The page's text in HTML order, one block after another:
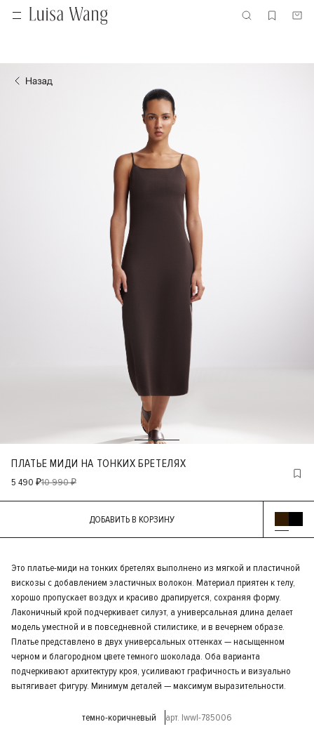
ПЛАТЬЕ МИДИ НА ТОНКИХ БРЕТЕЛЯХ
5 490 ₽10 990 ₽
ДОБАВИТЬ В КОРЗИНУ
Это платье-миди на тонких бретелях выполнено из мягкой и пластичной
вискозы с добавлением эластичных волокон. Материал приятен к телу,
хорошо пропускает воздух и красиво драпируется, сохраняя форму.
Лаконичный крой подчеркивает силуэт, а универсальная длина делает
модель уместной и в повседневной стилистике, и в вечернем образе.
Платье представлено в двух универсальных оттенках — насыщенном
черном и благородном цвете темного шоколада. Оба варианта
подчеркивают архитектуру кроя, усиливают графичность и визуально
вытягивает фигуру. Минимум деталей — максимум выразительности.
темно-коричневый арт. lwwl-785006